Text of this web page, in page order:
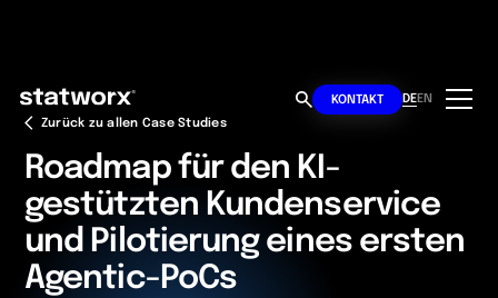
KONTAKT DEEN
Zurück zu allen Case Studies
Roadmap für den KI-
gestützten Kundenservice
und Pilotierung eines ersten
Agentic-PoCs